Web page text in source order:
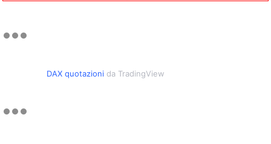
DAX quotazionida TradingView